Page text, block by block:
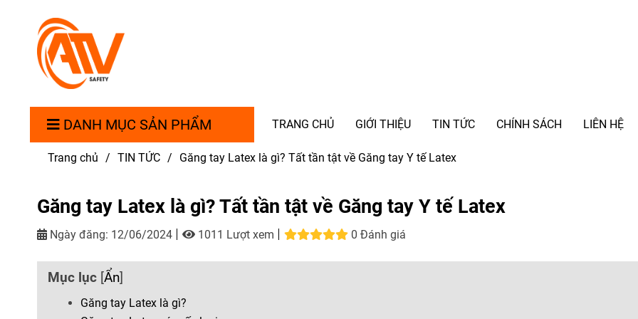
DANH MỤC SẢN PHẨM TRANG CHỦ GIỚI THIỆU TIN TỨC CHÍNH SÁCH LIÊN HỆ
Trang chủ / TIN TỨC / Găng tay Latex là gì? Tất tần tật về Găng tay Y tế Latex
Găng tay Latex là gì? Tất tần tật về Găng tay Y tế Latex
Ngày đăng: 12/06/2024 1011 Lượt xem 0 Đánh giá
Mục lục [Ẩn]
Găng tay Latex là gì?